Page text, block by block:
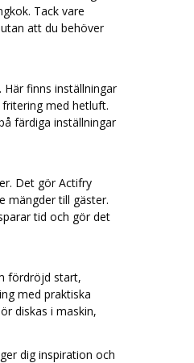
Tack vare
att du behöver
finns inställningar
med hetluft.
färdiga inställningar
Det gör Actifry
mängder till gäster.
tid och gör det
fördröjd start,
med praktiska
diskas i maskin,
dig inspiration och